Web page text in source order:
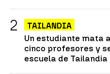
TAILANDIA
Un estudiante mata
cinco profesores y
escuela de Tailandia